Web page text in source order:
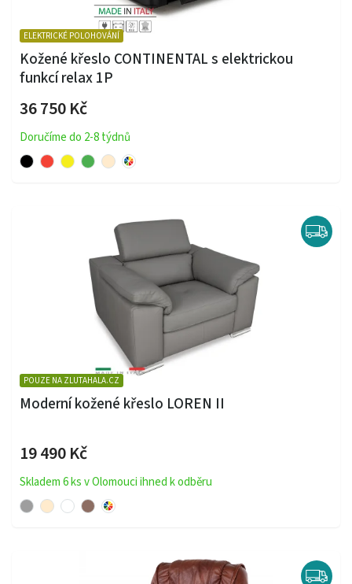
ELEKTRICKÉ POLOHOVÁNÍ
Kožené křeslo CONTINENTAL s elektrickou
funkcí relax 1P
36 750 Kč
Doručíme do 2-8 týdnů
POUZE NA ZLUTAHALA.CZ
Moderní kožené křeslo LOREN II
19 490 Kč
Skladem 6 ks v Olomouci ihned k odběru